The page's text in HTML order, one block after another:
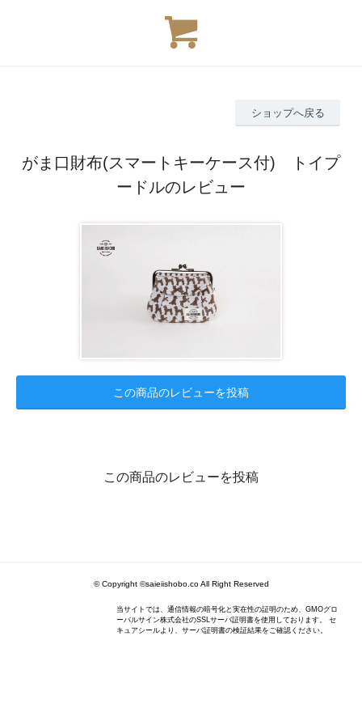
ショップへ戻る
がま口財布(スマートキーケース付) トイプ
ードルのレビュー
この商品のレビューを投稿
この商品のレビューを投稿
© Copyright ©saieiishobo.co All Right Reserved
当サイトでは、通信情報の暗号化と実在性の証明のため、GMOグロ
ーバルサイン株式会社のSSLサーバ証明書を使用しております。 セ
キュアシールより、サーバ証明書の検証結果をご確認ください。